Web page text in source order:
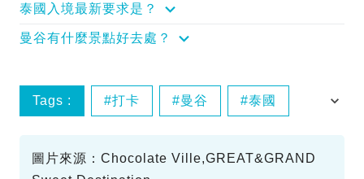
泰國入境最新要求是？
曼谷有什麼景點好去處？
Tags : 打卡 曼谷 泰國
圖片來源：Chocolate Ville,GREAT&GRAND